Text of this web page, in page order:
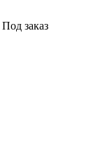
Под заказ